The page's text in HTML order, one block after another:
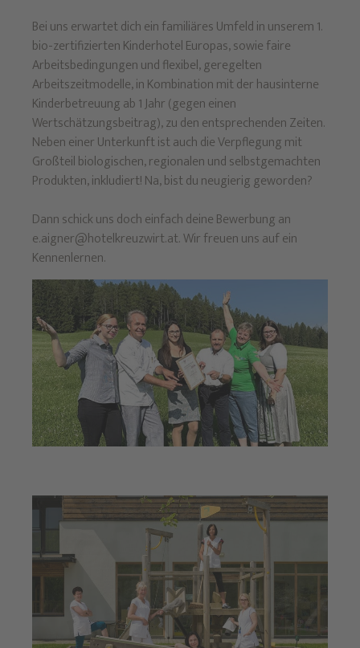
Bei uns erwartet dich ein familiäres Umfeld in unserem 1.
bio-zertifizierten Kinderhotel Europas, sowie faire
Arbeitsbedingungen und flexibel, geregelten
Arbeitszeitmodelle, in Kombination mit der hausinterne
Kinderbetreuung ab 1 Jahr (gegen einen
Wertschätzungsbeitrag), zu den entsprechenden Zeiten.
Neben einer Unterkunft ist auch die Verpflegung mit
Großteil biologischen, regionalen und selbstgemachten
Produkten, inkludiert! Na, bist du neugierig geworden?
Dann schick uns doch einfach deine Bewerbung an
e.aigner@hotelkreuzwirt.at. Wir freuen uns auf ein
Kennenlernen.